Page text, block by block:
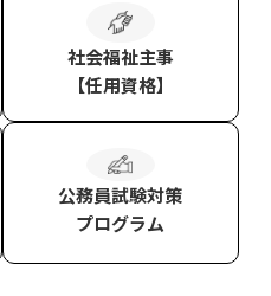
社会福祉主事
【任用資格】
公務員試験対策
プログラム